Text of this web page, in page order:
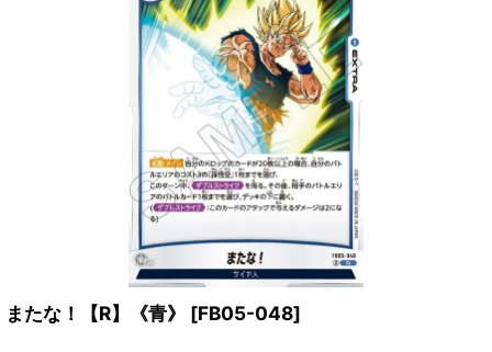
またな！【R】《青》 [FB05-048]